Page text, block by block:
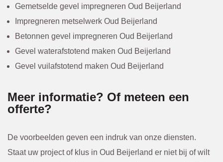
Gemetselde gevel impregneren Oud Beijerland
Impregneren metselwerk Oud Beijerland
Betonnen gevel impregneren Oud Beijerland
Gevel waterafstotend maken Oud Beijerland
Gevel vuilafstotend maken Oud Beijerland
Meer informatie? Of meteen een
offerte?
De voorbeelden geven een indruk van onze diensten.
Staat uw project of klus in Oud Beijerland er niet bij of wilt